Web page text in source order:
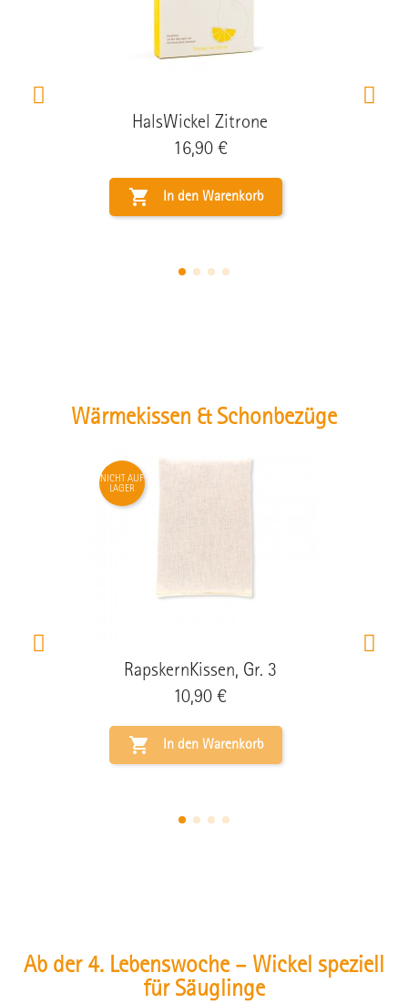
HalsWickel Zitrone
Preis
16,90 €
 In den Warenkorb
Wärmekissen & Schonbezüge
RapskernKissen, Gr. 3
Preis
10,90 €
 In den Warenkorb
NICHT AUF
LAGER
Ab der 4. Lebenswoche – Wickel speziell
für Säuglinge